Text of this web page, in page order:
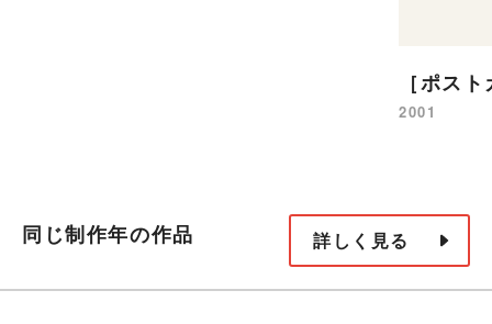
［ポス
2001
同じ制作年の作品 詳しく見る